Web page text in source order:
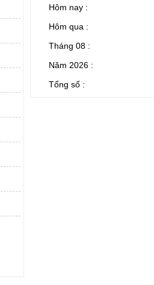
Hôm nay :
Hôm qua :
Tháng 08 :
Năm 2026 :
Tổng số :